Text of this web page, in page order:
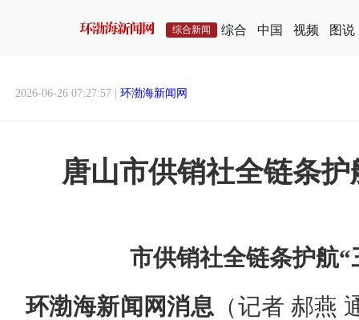
综合新闻 综合 中国 视频 图说
2026-06-26 07:27:57 | 环渤海新闻网
唐山市供销社全链条护
市供销社全链条护航“
环渤海新闻网消息 （记者 郝燕